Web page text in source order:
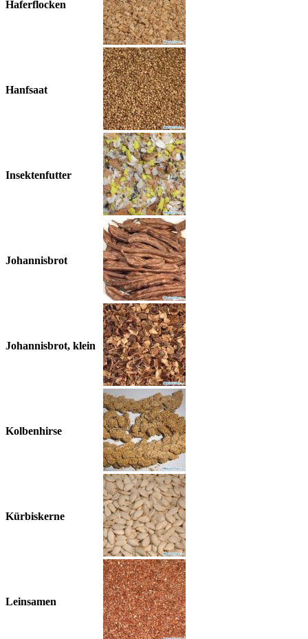
Haferflocken
Hanfsaat
Insektenfutter
Johannisbrot
Johannisbrot, klein
Kolbenhirse
Kürbiskerne
Leinsamen